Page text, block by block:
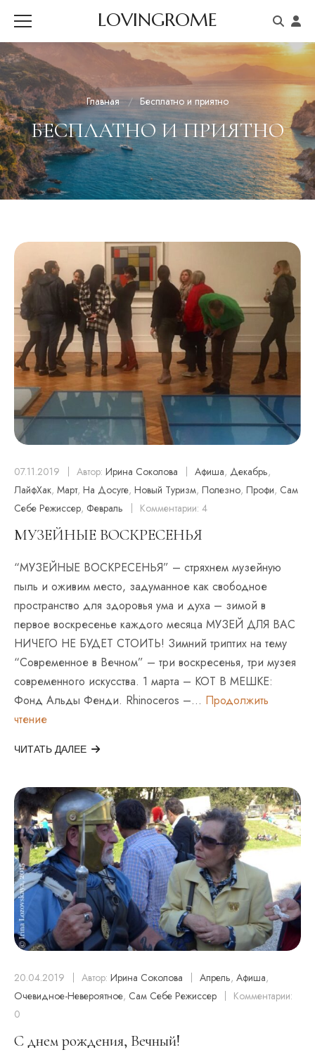
LOVINGROME
Главная Бесплатно и приятно
БЕСПЛАТНО И ПРИЯТНО
07.11.2019 Автор: Ирина Соколова Афиша, Декабрь,
ЛайфХак, Март, На Досуге, Новый Туризм, Полезно, Профи, Сам
Себе Режиссер, Февраль Комментарии: 4
МУЗЕЙНЫЕ ВОСКРЕСЕНЬЯ
“МУЗЕЙНЫЕ ВОСКРЕСЕНЬЯ” – стряхнем музейную
пыль и оживим место, задуманное как свободное
пространство для здоровья ума и духа – зимой в
первое воскресенье каждого месяца МУЗЕЙ ДЛЯ ВАС
НИЧЕГО НЕ БУДЕТ СТОИТЬ! Зимний триптих на тему
“Современное в Вечном” – три воскресенья, три музея
современного искусства. 1 марта – КОТ В МЕШКЕ:
Фонд Альды Фенди. Rhinoceros –… Продолжить
чтениеМУЗЕЙНЫЕ
ЧИТАТЬ ДАЛЕЕ
20.04.2019 Автор: Ирина Соколова Апрель, Афиша,
Очевидное-Невероятное, Сам Себе Режиссер
Комментарии:
0
С днем рождения, Вечный!